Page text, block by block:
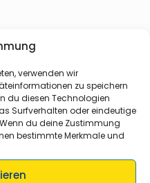
verwenden wir
zu speichern
du diesen Technologien
Surfverhalten oder eindeutige
du deine Zustimmung
bestimmte Merkmale und